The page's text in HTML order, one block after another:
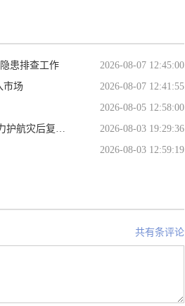
患排查工作
2026-08-07 12:45:00
市场
2026-08-07 12:41:55
2026-08-05 12:58:00
后复工复产
2026-08-03 19:29:36
2026-08-03 12:59:19
共有条评论